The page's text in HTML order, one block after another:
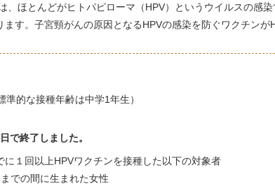
ほとんどがヒトパピローマ（HPV）というウイルスの感
す。子宮頸がんの原因となるHPVの感染を防ぐワクチンが
的な接種年齢は中学1年生）
で終了しました。
１回以上HPVワクチンを接種した以下の対象者
での間に生まれた女性